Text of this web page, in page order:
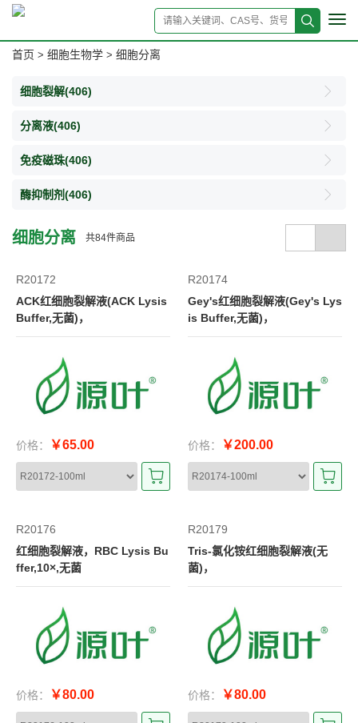
首页 > 细胞生物学 > 细胞分离
细胞裂解(406)
分离液(406)
免疫磁珠(406)
酶抑制剂(406)
细胞分离 共84件商品
R20172
ACK红细胞裂解液(ACK Lysis
Buffer,无菌)，
价格： ￥65.00
R20174
Gey's红细胞裂解液(Gey's Lys
is Buffer,无菌)，
价格： ￥200.00
R20176
红细胞裂解液，RBC Lysis Bu
ffer,10×,无菌
价格： ￥80.00
R20179
Tris-氯化铵红细胞裂解液(无
菌)，
价格： ￥80.00